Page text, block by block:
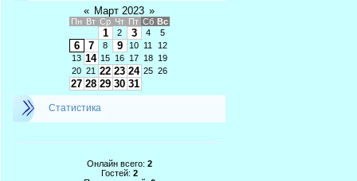
« Март 2023 »
Пн Вт Ср Чт Пт Сб Вс
1 2 3 4 5
6 7 8 9 10 11
12
13 14 15 16 17 18
19
20 21 22 23 24 25 26
27 28 29 30 31
Статистика
Онлайн всего: 2
Гостей: 2